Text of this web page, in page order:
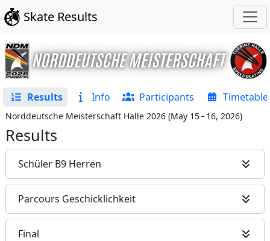
Skate Results
Results Info Participants Timetable
Norddeutsche Meisterschaft Halle 2026 (May 15 – 16, 2026)
Results
Schüler B9 Herren
Parcours Geschicklichkeit
Final